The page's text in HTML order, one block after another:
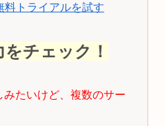
トライアルを試す
チェック！
みたいけど、複数のサー